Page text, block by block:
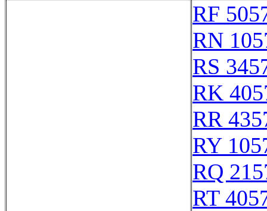
RF
RN
RS
RK
RR
RY
RQ
RT